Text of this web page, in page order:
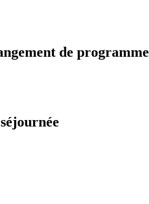
de programme